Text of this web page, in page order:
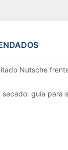
Nutsche
guía para